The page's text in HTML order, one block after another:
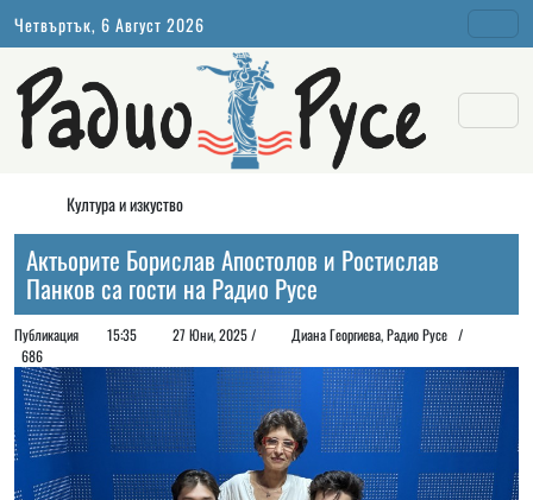
Четвъртък, 6 Август 2026
Култура и изкуство
Актьорите Борислав Апостолов и Ростислав
Панков са гости на Радио Русе
Публикация 15:35 27 Юни, 2025 /
Диана Георгиeва, Радио Русе /
686